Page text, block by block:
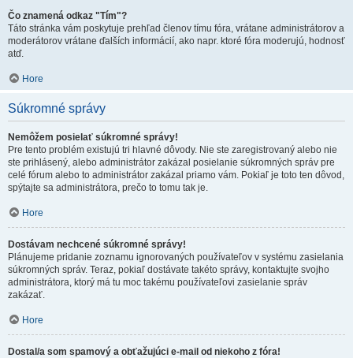
Čo znamená odkaz "Tím"?
Táto stránka vám poskytuje prehľad členov tímu fóra, vrátane administrátorov a
moderátorov vrátane ďalších informácií, ako napr. ktoré fóra moderujú, hodnosť
atď.
Hore
Súkromné správy
Nemôžem posielať súkromné správy!
Pre tento problém existujú tri hlavné dôvody. Nie ste zaregistrovaný alebo nie
ste prihlásený, alebo administrátor zakázal posielanie súkromných správ pre
celé fórum alebo to administrátor zakázal priamo vám. Pokiaľ je toto ten dôvod,
spýtajte sa administrátora, prečo to tomu tak je.
Hore
Dostávam nechcené súkromné správy!
Plánujeme pridanie zoznamu ignorovaných používateľov v systému zasielania
súkromných správ. Teraz, pokiaľ dostávate takéto správy, kontaktujte svojho
administrátora, ktorý má tu moc takému používateľovi zasielanie správ
zakázať.
Hore
Dostal/a som spamový a obťažujúci e-mail od niekoho z fóra!